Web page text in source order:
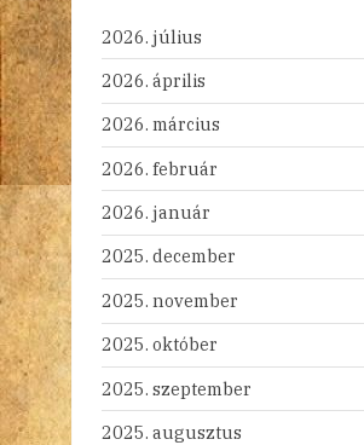
2026. július
2026. április
2026. március
2026. február
2026. január
2025. december
2025. november
2025. október
2025. szeptember
2025. augusztus